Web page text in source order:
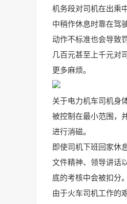
机务段对司机在出乘
中稍作休息时靠在驾
动作不标准也会导致
几百元甚至上千元对
更多麻烦。
关于电力机车司机身
被控制在最小范围，
进行消磁。
即使司机下班回家休
文件精神、领导讲话
底的考核中会被扣分。
由于火车司机工作的